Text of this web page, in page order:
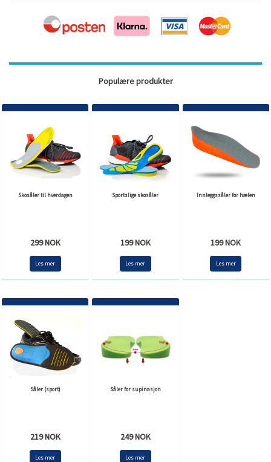
Populære produkter
Skosåler til hverdagen
299 NOK
Les mer
Sportslige skosåler
199 NOK
Les mer
Innleggssåler for hælen
199 NOK
Les mer
Såler (sport)
219 NOK
Les mer
Såler for supinasjon
249 NOK
Les mer